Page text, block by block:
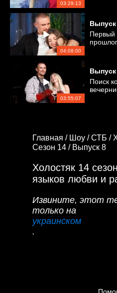
03:29:13
04:08:00
Выпуск
Первый
03:55:07
Выпуск
Поиск
Главная / Шоу /СТБ /
Сезон 14 / Выпуск 8
Холостяк 14
языков любви и
Извините, этот
только на
украинском
.